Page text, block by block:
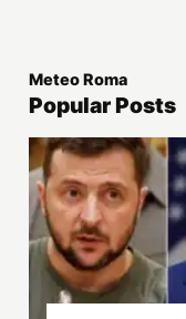
Meteo Roma
Popular Posts